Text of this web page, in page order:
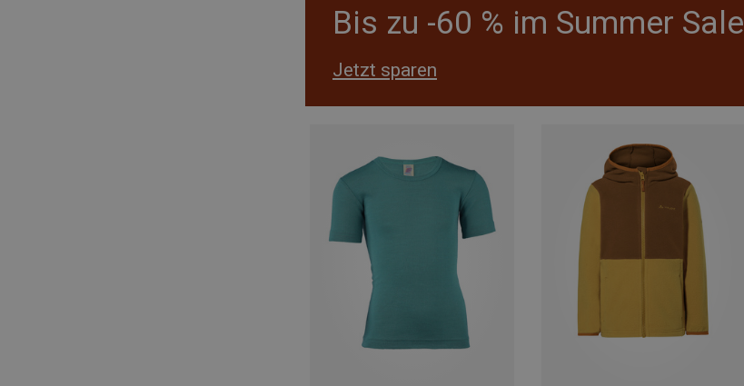
Bis zu -60 % im Summer Sale
Jetzt sparen